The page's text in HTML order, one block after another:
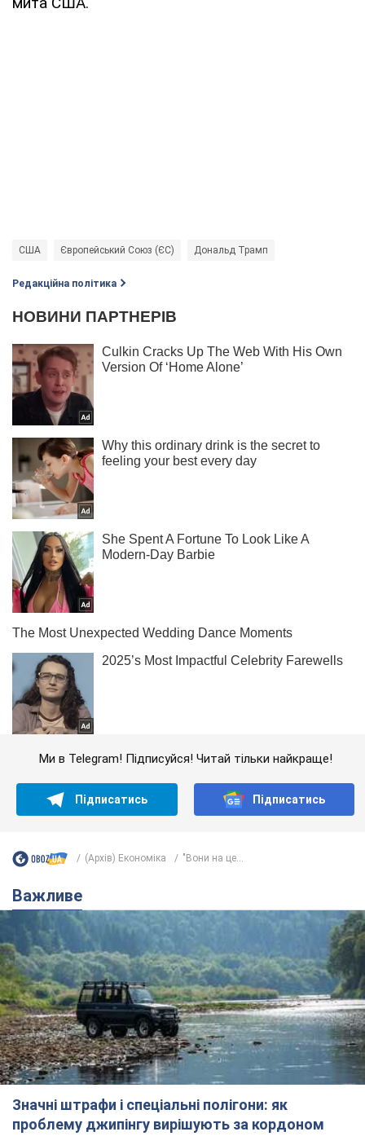
США Європейський Союз (ЄС) Дональд Трамп
Редакційна політика
Ми в Telegram! Підписуйся! Читай тільки найкраще!
Підписатись Підписатись
(Архів) Економіка "Вони на це...
Важливе
Значні штрафи і спеціальні полігони: як
проблему джипінгу вирішують за кордоном